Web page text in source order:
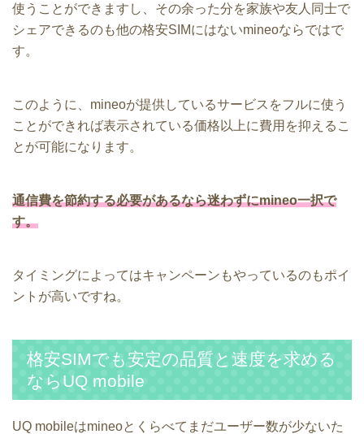
使うことができますし、その余った分を家族や友人同士で
シェアできるのも他の格安SIMにはないmineoならではで
す。
このように、mineoが提供しているサービスをフルに使う
ことができれば表示されている価格以上に費用を抑えるこ
とが可能になります。
通信費を節約する必要があるなら迷わずにmineo一択で
す。
タイミングによってはキャンペーンもやっているのもポイ
ントが高いですね。
格安SIMでも安定の品質と速度を求める
ならUQ mobile
UQ mobileはmineoとくらべてまだユーザー数が少ないた